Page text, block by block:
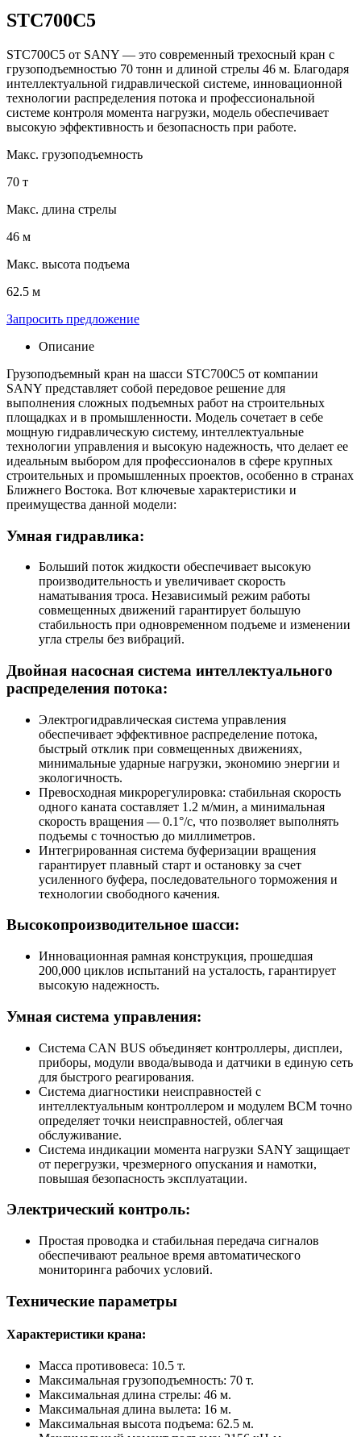
STC700C5
STC700C5 от SANY — это современный трехосный кран с
грузоподъемностью 70 тонн и длиной стрелы 46 м. Благодаря
интеллектуальной гидравлической системе, инновационной
технологии распределения потока и профессиональной
системе контроля момента нагрузки, модель обеспечивает
высокую эффективность и безопасность при работе.
Макс. грузоподъемность
70 т
Макс. длина стрелы
46 м
Макс. высота подъема
62.5 м
Запросить предложение
Описание
Грузоподъемный кран на шасси STC700C5 от компании
SANY представляет собой передовое решение для
выполнения сложных подъемных работ на строительных
площадках и в промышленности. Модель сочетает в себе
мощную гидравлическую систему, интеллектуальные
технологии управления и высокую надежность, что делает ее
идеальным выбором для профессионалов в сфере крупных
строительных и промышленных проектов, особенно в странах
Ближнего Востока. Вот ключевые характеристики и
преимущества данной модели:
Умная гидравлика:
Больший поток жидкости обеспечивает высокую
производительность и увеличивает скорость
наматывания троса. Независимый режим работы
совмещенных движений гарантирует большую
стабильность при одновременном подъеме и изменении
угла стрелы без вибраций.
Двойная насосная система интеллектуального
распределения потока:
Электрогидравлическая система управления
обеспечивает эффективное распределение потока,
быстрый отклик при совмещенных движениях,
минимальные ударные нагрузки, экономию энергии и
экологичность.
Превосходная микрорегулировка: стабильная скорость
одного каната составляет 1.2 м/мин, а минимальная
скорость вращения — 0.1°/с, что позволяет выполнять
подъемы с точностью до миллиметров.
Интегрированная система буферизации вращения
гарантирует плавный старт и остановку за счет
усиленного буфера, последовательного торможения и
технологии свободного качения.
Высокопроизводительное шасси:
Инновационная рамная конструкция, прошедшая
200,000 циклов испытаний на усталость, гарантирует
высокую надежность.
Умная система управления:
Система CAN BUS объединяет контроллеры, дисплеи,
приборы, модули ввода/вывода и датчики в единую сеть
для быстрого реагирования.
Система диагностики неисправностей с
интеллектуальным контроллером и модулем BCM точно
определяет точки неисправностей, облегчая
обслуживание.
Система индикации момента нагрузки SANY защищает
от перегрузки, чрезмерного опускания и намотки,
повышая безопасность эксплуатации.
Электрический контроль:
Простая проводка и стабильная передача сигналов
обеспечивают реальное время автоматического
мониторинга рабочих условий.
Технические параметры
Характеристики крана:
Масса противовеса: 10.5 т.
Максимальная грузоподъемность: 70 т.
Максимальная длина стрелы: 46 м.
Максимальная длина вылета: 16 м.
Максимальная высота подъема: 62.5 м.